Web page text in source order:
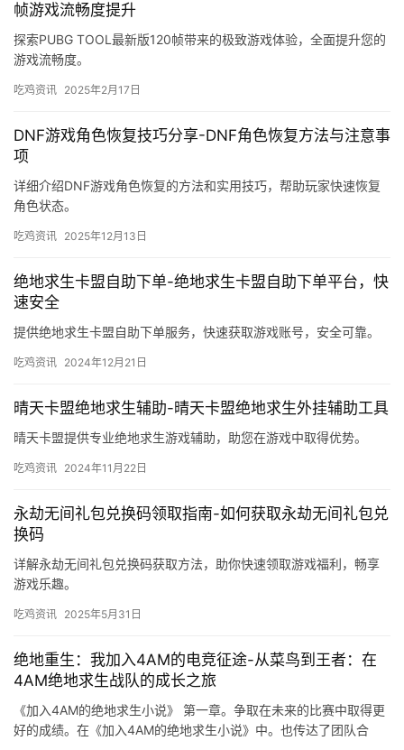
帧游戏流畅度提升
探索PUBG TOOL最新版120帧带来的极致游戏体验，全面提升您的
游戏流畅度。
吃鸡资讯 2025年2月17日
DNF游戏角色恢复技巧分享-DNF角色恢复方法与注意事
项
详细介绍DNF游戏角色恢复的方法和实用技巧，帮助玩家快速恢复
角色状态。
吃鸡资讯 2025年12月13日
绝地求生卡盟自助下单-绝地求生卡盟自助下单平台，快
速安全
提供绝地求生卡盟自助下单服务，快速获取游戏账号，安全可靠。
吃鸡资讯 2024年12月21日
晴天卡盟绝地求生辅助-晴天卡盟绝地求生外挂辅助工具
晴天卡盟提供专业绝地求生游戏辅助，助您在游戏中取得优势。
吃鸡资讯 2024年11月22日
永劫无间礼包兑换码领取指南-如何获取永劫无间礼包兑
换码
详解永劫无间礼包兑换码获取方法，助你快速领取游戏福利，畅享
游戏乐趣。
吃鸡资讯 2025年5月31日
绝地重生：我加入4AM的电竞征途-从菜鸟到王者：在
4AM绝地求生战队的成长之旅
《加入4AM的绝地求生小说》 第一章。争取在未来的比赛中取得更
好的成绩。在《加入4AM的绝地求生小说》中。也传达了团队合